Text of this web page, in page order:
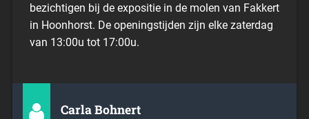
bezichtigen bij de expositie in de molen van Fakkert
in Hoonhorst. De openingstijden zijn elke zaterdag
van 13:00u tot 17:00u.
Carla Bohnert